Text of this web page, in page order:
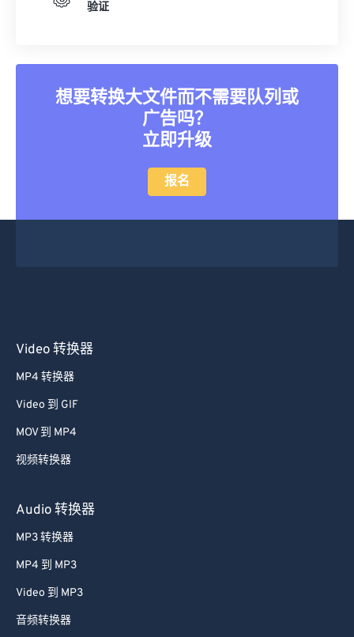
验证
想要转换大文件而不需要队列或
广告吗？
立即升级
报名
Video 转换器
MP4 转换器
Video 到 GIF
MOV 到 MP4
视频转换器
Audio 转换器
MP3 转换器
MP4 到 MP3
Video 到 MP3
音频转换器